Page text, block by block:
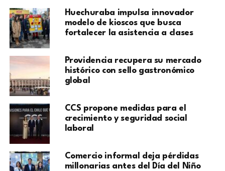
Huechuraba impulsa innovador
modelo de kioscos que busca
fortalecer la asistencia a clases
Providencia recupera su mercado
histórico con sello gastronómico
global
CCS propone medidas para el
crecimiento y seguridad social
laboral
Comercio informal deja pérdidas
millonarias antes del Día del Niño